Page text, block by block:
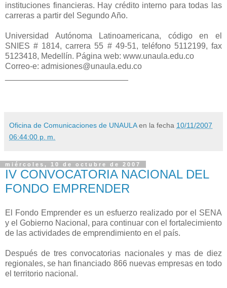
instituciones financieras. Hay crédito interno para todas las
carreras a partir del Segundo Año.
Universidad Autónoma Latinoamericana, código en el
SNIES # 1814, carrera 55 # 49-51, teléfono 5112199, fax
5123418, Medellín. Página web: www.unaula.edu.co
Correo-e: admisiones@unaula.edu.co
Oficina de Comunicaciones de UNAULA en la fecha 10/11/2007
06:44:00 p. m.
miércoles, 10 de octubre de 2007
IV CONVOCATORIA NACIONAL DEL
FONDO EMPRENDER
El Fondo Emprender es un esfuerzo realizado por el SENA
y el Gobierno Nacional, para continuar con el fortalecimiento
de las actividades de emprendimiento en el país.
Después de tres convocatorias nacionales y mas de diez
regionales, se han financiado 866 nuevas empresas en todo
el territorio nacional.